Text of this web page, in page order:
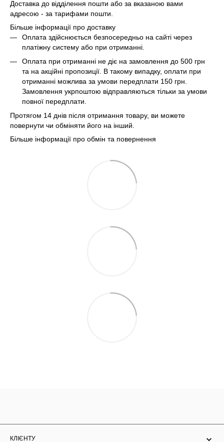
Доставка до відділення пошти або за вказаною вами
адресою - за тарифами пошти.
Більше інформації про доставку
Оплата здійснюється безпосередньо на сайті через
платіжну систему або при отриманні.
Оплата при отриманні не діє на замовлення до 500 грн
та на акційні пропозиції. В такому випадку, оплати при
отриманні можлива за умови передплати 150 грн.
Замовлення укрпоштою відправляються тільки за умови
повної передплати.
Протягом 14 днів після отримання товару, ви можете
повернути чи обміняти його на інший.
Більше інформації про обмін та повернення
КЛІЄНТУ